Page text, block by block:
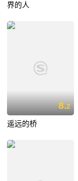
界的人
8.2
遥远的桥